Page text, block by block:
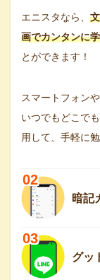
エニスタなら、
画でカンタンに
とができます！
スマートフォン
いつでもどこで
用して、手軽に
02
暗記
03
グッ